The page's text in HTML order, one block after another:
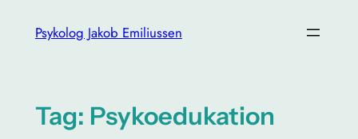
Psykolog Jakob Emiliussen
Tag: Psykoedukation